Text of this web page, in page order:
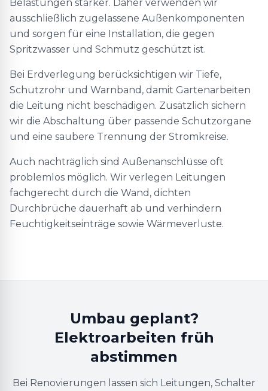
Belastungen stärker. Daher verwenden wir
ausschließlich zugelassene Außenkomponenten
und sorgen für eine Installation, die gegen
Spritzwasser und Schmutz geschützt ist.
Bei Erdverlegung berücksichtigen wir Tiefe,
Schutzrohr und Warnband, damit Gartenarbeiten
die Leitung nicht beschädigen. Zusätzlich sichern
wir die Abschaltung über passende Schutzorgane
und eine saubere Trennung der Stromkreise.
Auch nachträglich sind Außenanschlüsse oft
problemlos möglich. Wir verlegen Leitungen
fachgerecht durch die Wand, dichten
Durchbrüche dauerhaft ab und verhindern
Feuchtigkeitseinträge sowie Wärmeverluste.
Umbau geplant?
Elektroarbeiten früh
abstimmen
Bei Renovierungen lassen sich Leitungen, Schalter